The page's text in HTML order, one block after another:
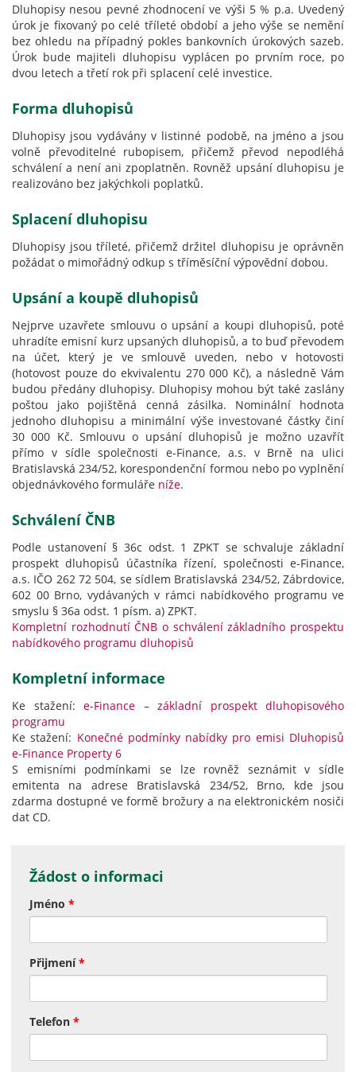
Dluhopisy nesou pevné zhodnocení ve výši 5 % p.a. Uvedený
úrok je fixovaný po celé tříleté období a jeho výše se nemění
bez ohledu na případný pokles bankovních úrokových sazeb.
Úrok bude majiteli dluhopisu vyplácen po prvním roce, po
dvou letech a třetí rok při splacení celé investice.
Forma dluhopisů
Dluhopisy jsou vydávány v listinné podobě, na jméno a jsou
volně převoditelné rubopisem, přičemž převod nepodléhá
schválení a není ani zpoplatněn. Rovněž upsání dluhopisu je
realizováno bez jakýchkoli poplatků.
Splacení dluhopisu
Dluhopisy jsou tříleté, přičemž držitel dluhopisu je oprávněn
požádat o mimořádný odkup s tříměsíční výpovědní dobou.
Upsání a koupě dluhopisů
Nejprve uzavřete smlouvu o upsání a koupi dluhopisů, poté
uhradíte emisní kurz upsaných dluhopisů, a to buď převodem
na účet, který je ve smlouvě uveden, nebo v hotovosti
(hotovost pouze do ekvivalentu 270 000 Kč), a následně Vám
budou předány dluhopisy. Dluhopisy mohou být také zaslány
poštou jako pojištěná cenná zásilka. Nominální hodnota
jednoho dluhopisu a minimální výše investované částky činí
30 000 Kč. Smlouvu o upsání dluhopisů je možno uzavřít
přímo v sídle společnosti e-Finance, a.s. v Brně na ulici
Bratislavská 234/52, korespondenční formou nebo po vyplnění
objednávkového formuláře níže.
Schválení ČNB
Podle ustanovení § 36c odst. 1 ZPKT se schvaluje základní
prospekt dluhopisů účastníka řízení, společnosti e-Finance,
a.s. IČO 262 72 504, se sídlem Bratislavská 234/52, Zábrdovice,
602 00 Brno, vydávaných v rámci nabídkového programu ve
smyslu § 36a odst. 1 písm. a) ZPKT.
Kompletní rozhodnutí ČNB o schválení základního prospektu
nabídkového programu dluhopisů
Kompletní informace
Ke stažení: e-Finance – základní prospekt dluhopisového
programu
Ke stažení: Konečné podmínky nabídky pro emisi Dluhopisů
e-Finance Property 6
S emisními podmínkami se lze rovněž seznámit v sídle
emitenta na adrese Bratislavská 234/52, Brno, kde jsou
zdarma dostupné ve formě brožury a na elektronickém nosiči
dat CD.
Žádost o informaci
Jméno *
Přijmení*
Telefon *